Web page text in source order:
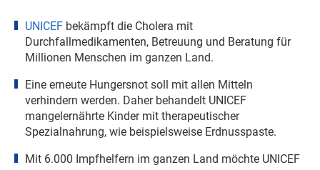
UNICEF bekämpft die Cholera mit
Durchfallmedikamenten, Betreuung und Beratung für
Millionen Menschen im ganzen Land.
Eine erneute Hungersnot soll mit allen Mitteln
verhindern werden. Daher behandelt UNICEF
mangelernährte Kinder mit therapeutischer
Spezialnahrung, wie beispielsweise Erdnusspaste.
Mit 6.000 Impfhelfern im ganzen Land möchte UNICEF